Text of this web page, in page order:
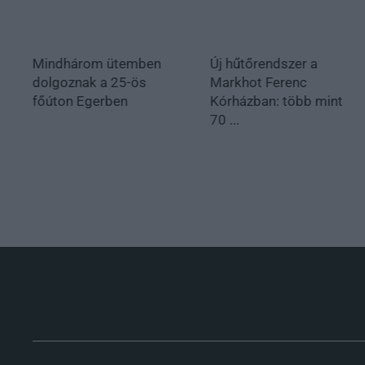
Mindhárom ütemben
dolgoznak a 25-ös
főúton Egerben
Új hűtőrendszer a
Markhot Ferenc
Kórházban: több mint
70 ...